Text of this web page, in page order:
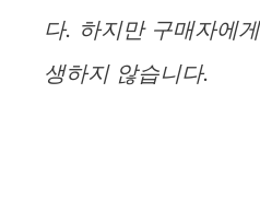
다. 하지만 구매자에
생하지 않습니다.